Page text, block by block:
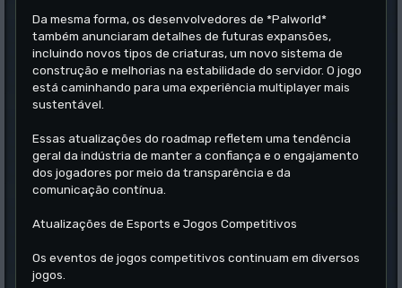
Da mesma forma, os desenvolvedores de *Palworld*
também anunciaram detalhes de futuras expansões,
incluindo novos tipos de criaturas, um novo sistema de
construção e melhorias na estabilidade do servidor. O jogo
está caminhando para uma experiência multiplayer mais
sustentável.
Essas atualizações do roadmap refletem uma tendência
geral da indústria de manter a confiança e o engajamento
dos jogadores por meio da transparência e da
comunicação contínua.
Atualizações de Esports e Jogos Competitivos
Os eventos de jogos competitivos continuam em diversos
jogos.